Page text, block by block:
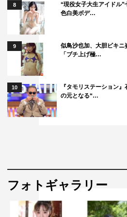
『ハロプロダンス学園シーズン11
CSダンスチャンネル
#4：2024年6月6日（木）午後11
#5：2024年6月20日（木）午後11
#6：2024年7月4日（木）午後11
（リピート放送あり）
Amazon Prime Videoチャンネル
石田亜佑美（モーニング娘。’24
きファクトリー）、平井美葉（
8
“現役女子大生アイドル
色白美ボデ…
9
似鳥沙也加、大胆ビキ
「ブチ上げ極…
10
『タモリステーション
の元となる“…
フォトギャラリー